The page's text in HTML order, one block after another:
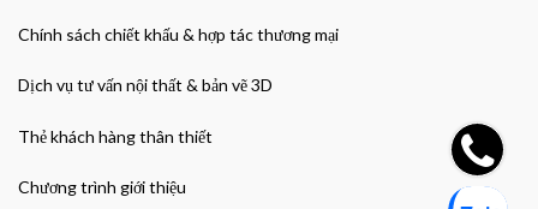
Chính sách chiết khấu & hợp tác thương mại
Dịch vụ tư vấn nội thất & bản vẽ 3D
Thẻ khách hàng thân thiết
Chương trình giới thiệu